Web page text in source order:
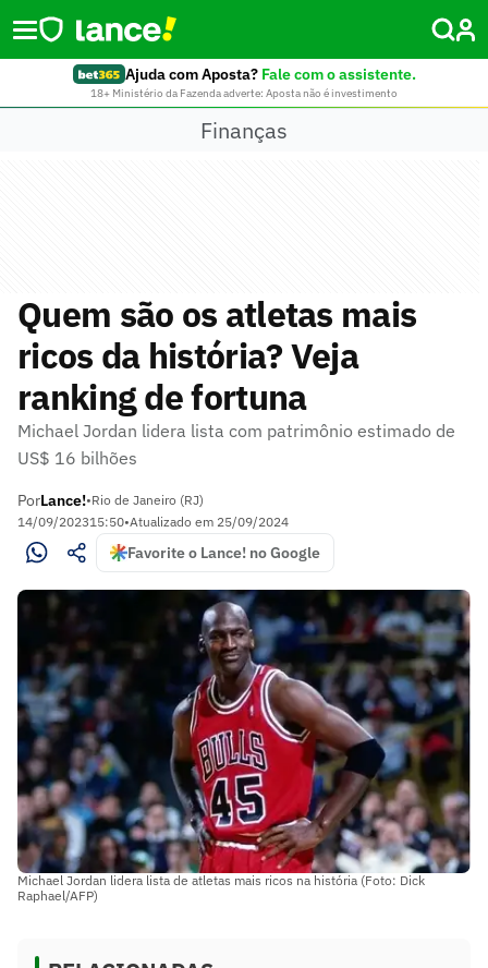
Ajuda com Aposta? Fale com o assistente.
18+ Ministério da Fazenda adverte: Aposta não é investimento
Finanças
Quem são os atletas mais
ricos da história? Veja
ranking de fortuna
Michael Jordan lidera lista com patrimônio estimado de
US$ 16 bilhões
PorLance!•Rio de Janeiro (RJ)
14/09/202315:50•Atualizado em 25/09/2024
Favorite o Lance! no Google
Michael Jordan lidera lista de atletas mais ricos na história (Foto: Dick
Raphael/AFP)